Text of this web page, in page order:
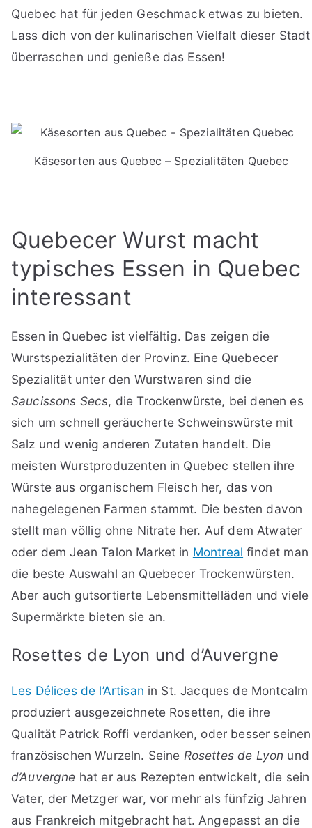
Quebec hat für jeden Geschmack etwas zu bieten.
Lass dich von der kulinarischen Vielfalt dieser Stadt
überraschen und genieße das Essen!
Käsesorten aus Quebec – Spezialitäten Quebec
Quebecer Wurst macht
typisches Essen in Quebec
interessant
Essen in Quebec ist vielfältig. Das zeigen die
Wurstspezialitäten der Provinz. Eine Quebecer
Spezialität unter den Wurstwaren sind die
Saucissons Secs, die Trockenwürste, bei denen es
sich um schnell geräucherte Schweinswürste mit
Salz und wenig anderen Zutaten handelt. Die
meisten Wurstproduzenten in Quebec stellen ihre
Würste aus organischem Fleisch her, das von
nahegelegenen Farmen stammt. Die besten davon
stellt man völlig ohne Nitrate her. Auf dem Atwater
oder dem Jean Talon Market in Montreal findet man
die beste Auswahl an Quebecer Trockenwürsten.
Aber auch gutsortierte Lebensmittelläden und viele
Supermärkte bieten sie an.
Rosettes de Lyon und d’Auvergne
Les Délices de l’Artisan in St. Jacques de Montcalm
produziert ausgezeichnete Rosetten, die ihre
Qualität Patrick Roffi verdanken, oder besser seinen
französischen Wurzeln. Seine Rosettes de Lyon und
d’Auvergne hat er aus Rezepten entwickelt, die sein
Vater, der Metzger war, vor mehr als fünfzig Jahren
aus Frankreich mitgebracht hat. Angepasst an die